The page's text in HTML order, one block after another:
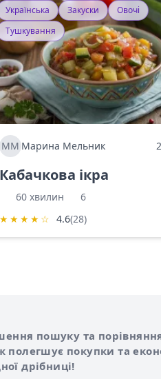
Українська Закуски
Овочі
Тушкування
ММ Марина Мельник
Кабачкова ікра
60 хвилин
6
★ ★ ★ ★ ☆ 4.6(28)
пошуку та
полегшує покупки та
дрібниці!